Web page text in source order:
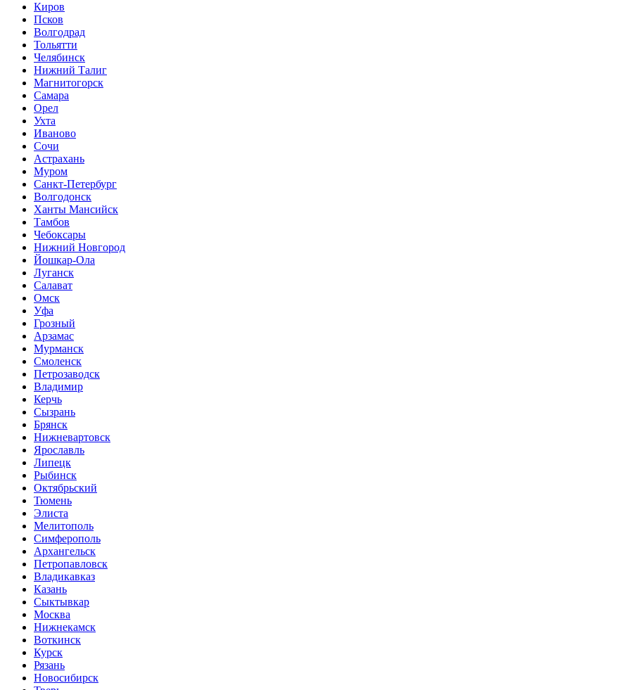
Киров
Псков
Волгодрад
Тольятти
Челябинск
Нижний Талиг
Магнитогорск
Самара
Орел
Ухта
Иваново
Сочи
Астрахань
Муром
Санкт-Петербург
Волгодонск
Ханты Мансийск
Тамбов
Чебоксары
Нижний Новгород
Йошкар-Ола
Луганск
Салават
Омск
Уфа
Грозный
Арзамас
Мурманск
Смоленск
Петрозаводск
Владимир
Керчь
Сызрань
Брянск
Нижневартовск
Ярославль
Липецк
Рыбинск
Октябрьский
Тюмень
Элиста
Мелитополь
Симферополь
Архангельск
Петропавловск
Владикавказ
Казань
Сыктывкар
Москва
Нижнекамск
Воткинск
Курск
Рязань
Новосибирск